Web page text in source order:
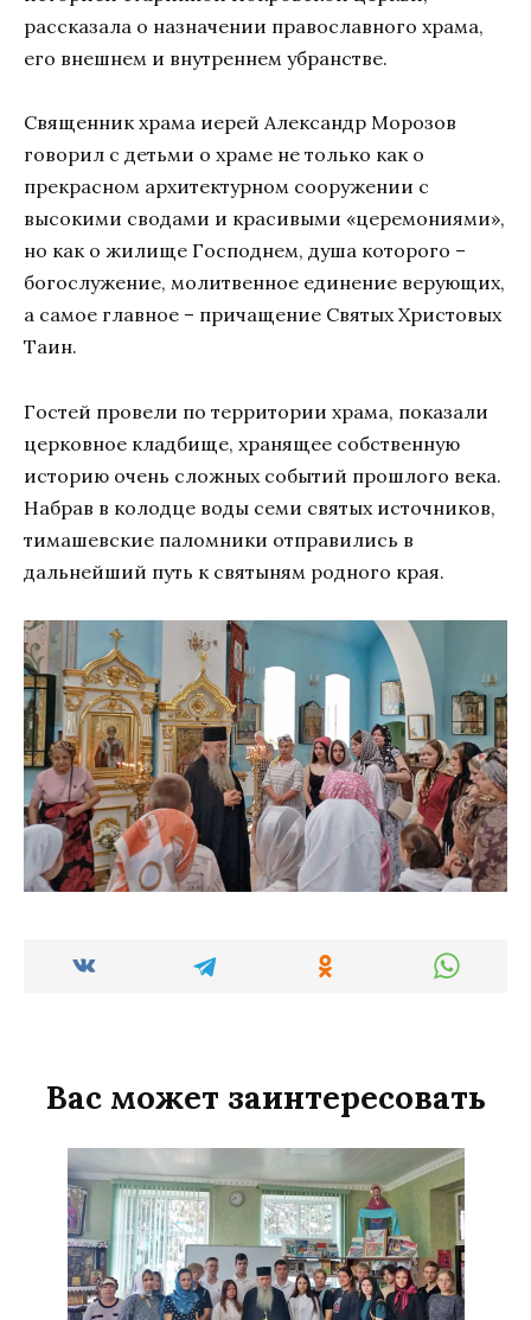
рассказала о назначении православного храма,
его внешнем и внутреннем убранстве.
Священник храма иерей Александр Морозов
говорил с детьми о храме не только как о
прекрасном архитектурном сооружении с
высокими сводами и красивыми «церемониями»,
но как о жилище Господнем, душа которого –
богослужение, молитвенное единение верующих,
а самое главное – причащение Святых Христовых
Таин.
Гостей провели по территории храма, показали
церковное кладбище, хранящее собственную
историю очень сложных событий прошлого века.
Набрав в колодце воды семи святых источников,
тимашевские паломники отправились в
дальнейший путь к святыням родного края.
Вас может заинтересовать